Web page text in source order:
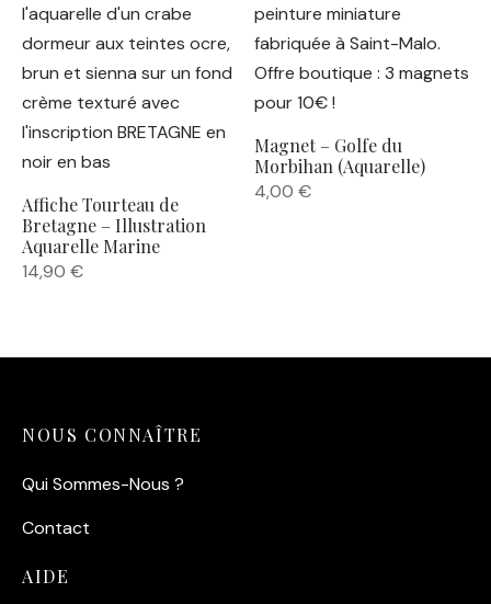
Affiche Tourteau de
Bretagne – Illustration
Aquarelle Marine
14,90 €
Magnet – Golfe du
Morbihan (Aquarelle)
4,00 €
NOUS CONNAÎTRE
Qui Sommes-Nous ?
Contact
AIDE